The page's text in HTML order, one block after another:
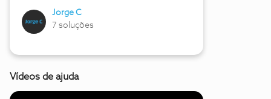
Jorge C
7 soluções
Vídeos de ajuda